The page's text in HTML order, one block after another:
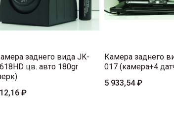
заднего вида JK-
цв. авто 180gr
₽
Камера заднего
017 (камера+4
5 933,54 ₽